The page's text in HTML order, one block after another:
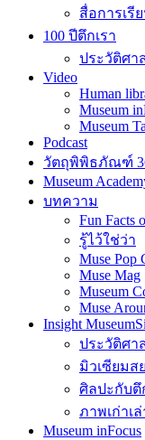
สื่อการเรี
100 ปีตึกเรา
ประวัติศา
Video
Human
Museum
Museum
Podcast
วัตถุพิพิธภัณฑ์
Museum
บทความ
Fun Facts
รู้ไว้ใช่ว่า
Muse Pop
Muse Mag
Museum
Muse
Insight
ประวัติศา
มิวเซียมส
ศิลปะกับตึ
ภาพเก่าเล่
Museum inFocus